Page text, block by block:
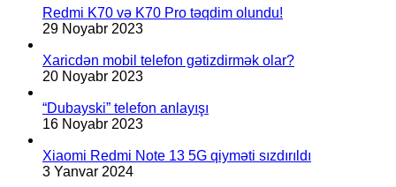
Redmi K70 və K70 Pro təqdim olundu!
29 Noyabr 2023
Xaricdən mobil telefon gətizdirmək olar?
20 Noyabr 2023
“Dubayski” telefon anlayışı
16 Noyabr 2023
Xiaomi Redmi Note 13 5G qiyməti sızdırıldı
3 Yanvar 2024